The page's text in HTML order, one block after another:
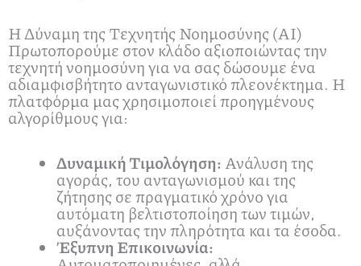
Η Δύναμη της Τεχνητής Νοημοσύνης (AI)
Πρωτοπορούμε στον κλάδο αξιοποιώντας την
τεχνητή νοημοσύνη για να σας δώσουμε ένα
αδιαμφισβήτητο ανταγωνιστικό πλεονέκτημα. Η
πλατφόρμα μας χρησιμοποιεί προηγμένους
αλγορίθμους για:
Δυναμική Τιμολόγηση: Ανάλυση της
αγοράς, του ανταγωνισμού και της
ζήτησης σε πραγματικό χρόνο για
αυτόματη βελτιστοποίηση των τιμών,
αυξάνοντας την πληρότητα και τα έσοδα.
Έξυπνη Επικοινωνία: